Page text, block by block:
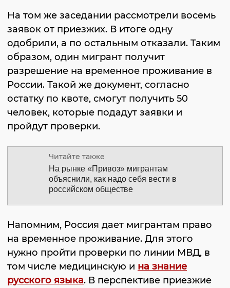
На том же заседании рассмотрели восемь
заявок от приезжих. В итоге одну
одобрили, а по остальным отказали. Таким
образом, один мигрант получит
разрешение на временное проживание в
России. Такой же документ, согласно
остатку по квоте, смогут получить 50
человек, которые подадут заявки и
пройдут проверки.
Читайте также
На рынке «Привоз» мигрантам
объяснили, как надо себя вести в
российском обществе
Напомним, Россия дает мигрантам право
на временное проживание. Для этого
нужно пройти проверки по линии МВД, в
том числе медицинскую и на знание
русского языка. В перспективе приезжие